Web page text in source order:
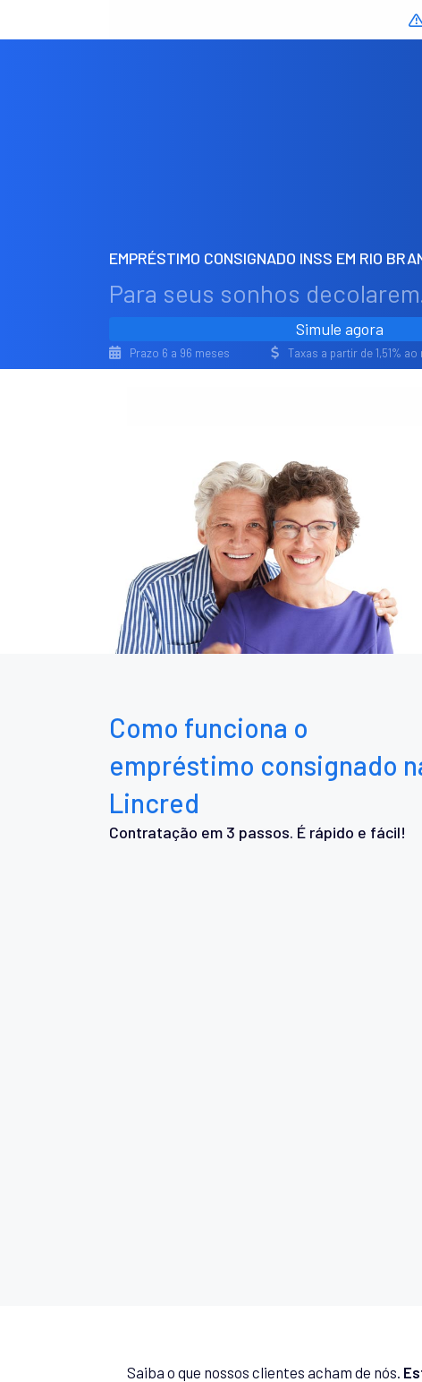
EMPRÉSTIMO CONSIGNADO INSS EM RIO
Para seus sonhos
Simule agora
Prazo 6 a 96 meses Taxas a partir de 1,51% ao
Como funciona o
empréstimo consignado
Lincred
Contratação em 3 passos. É rápido e fácil!
Saiba o que nossos clientes acham de nós.